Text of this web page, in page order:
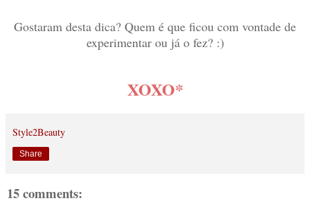
Gostaram desta dica? Quem é que ficou com vontade de
experimentar ou já o fez? :)
XOXO*
Style2Beauty
Share
15 comments: